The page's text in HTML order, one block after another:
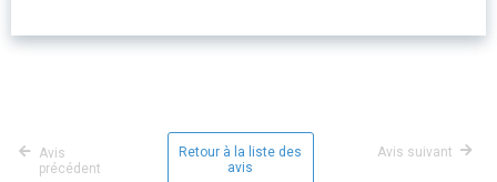
Avis
précédent
Retour à la liste des
avis
Avis suivant